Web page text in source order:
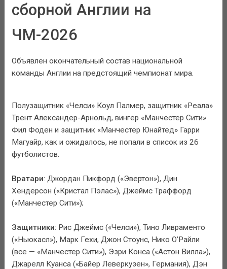
сборной Англии на
ЧМ-2026
Объявлен окончательный состав национальной
команды Англии на предстоящий чемпионат мира.
Полузащитник «Челси» Коул Палмер, защитник «Реала»
Трент Александер-Арнольд, вингер «Манчестер Сити»
Фил Фоден и защитник «Манчестер Юнайтед» Гарри
Магуайр, как и ожидалось, не попали в список из 26
футболистов.
Вратари: Джордан Пикфорд («Эвертон»), Дин
Хендерсон («Кристал Пэлас»), Джеймс Траффорд
(«Манчестер Сити»);
Защитники: Рис Джеймс («Челси»), Тино Ливраменто
(«Ньюкасл»), Марк Гехи, Джон Стоунс, Нико О’Райли
(все — «Манчестер Сити»), Эзри Конса («Астон Вилла»),
Джарелл Куанса («Байер Леверкузен», Германия), Дэн